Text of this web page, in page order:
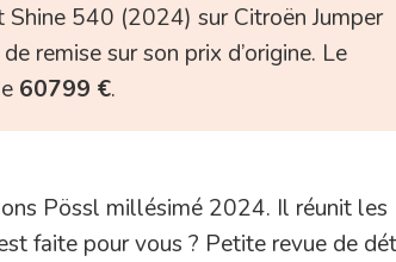
540 (2024) sur Citroën Jumper
de remise sur son prix d’origine. Le
60799 €.
Pössl millésimé 2024. Il réunit les
faite pour vous ? Petite revue de